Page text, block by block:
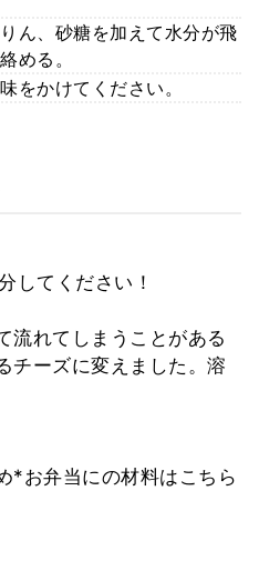
ん、砂糖を加えて水分が飛
める。
をかけてください。
してください！
流れてしまうことがある
チーズに変えました。溶
*お弁当にの材料はこちら